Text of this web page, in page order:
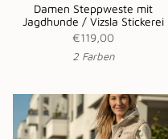
Damen Steppweste mit
Jagdhunde / Vizsla Stickerei
€119,00
2 Farben